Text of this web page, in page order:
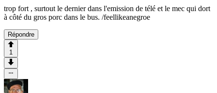
trop fort , surtout le dernier dans l'emission de télé et le mec qui dort
à côté du gros porc dans le bus. /feellikeanegroe
Répondre
1